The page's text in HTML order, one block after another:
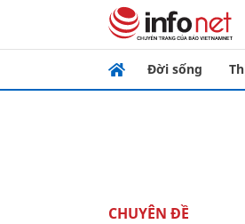
Đời sống
CHUYÊN ĐỀ